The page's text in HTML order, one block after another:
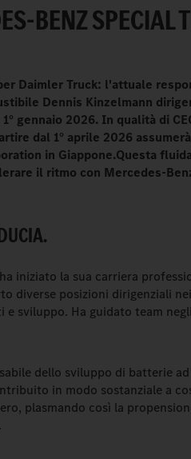
BENZ SPECIAL
Daimler Truck: l'attuale
Dennis Kinzelmann
gennaio 2026. In qualità di
dal 1° aprile 2026
in Giappone.Questa
il ritmo con Mercedes-
iniziato la sua carriera
diverse posizioni dirigenziali
e sviluppo. Ha guidato team
dello sviluppo di batterie
in modo sostanziale a
plasmando così la